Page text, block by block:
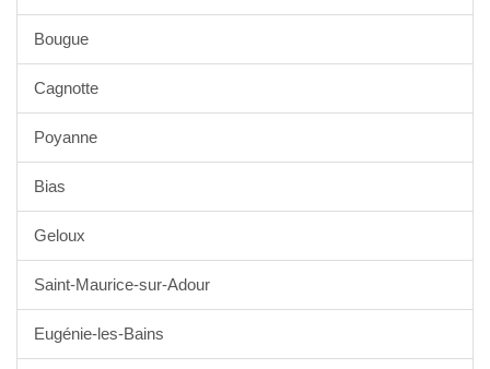
Bougue
Cagnotte
Poyanne
Bias
Geloux
Saint-Maurice-sur-Adour
Eugénie-les-Bains